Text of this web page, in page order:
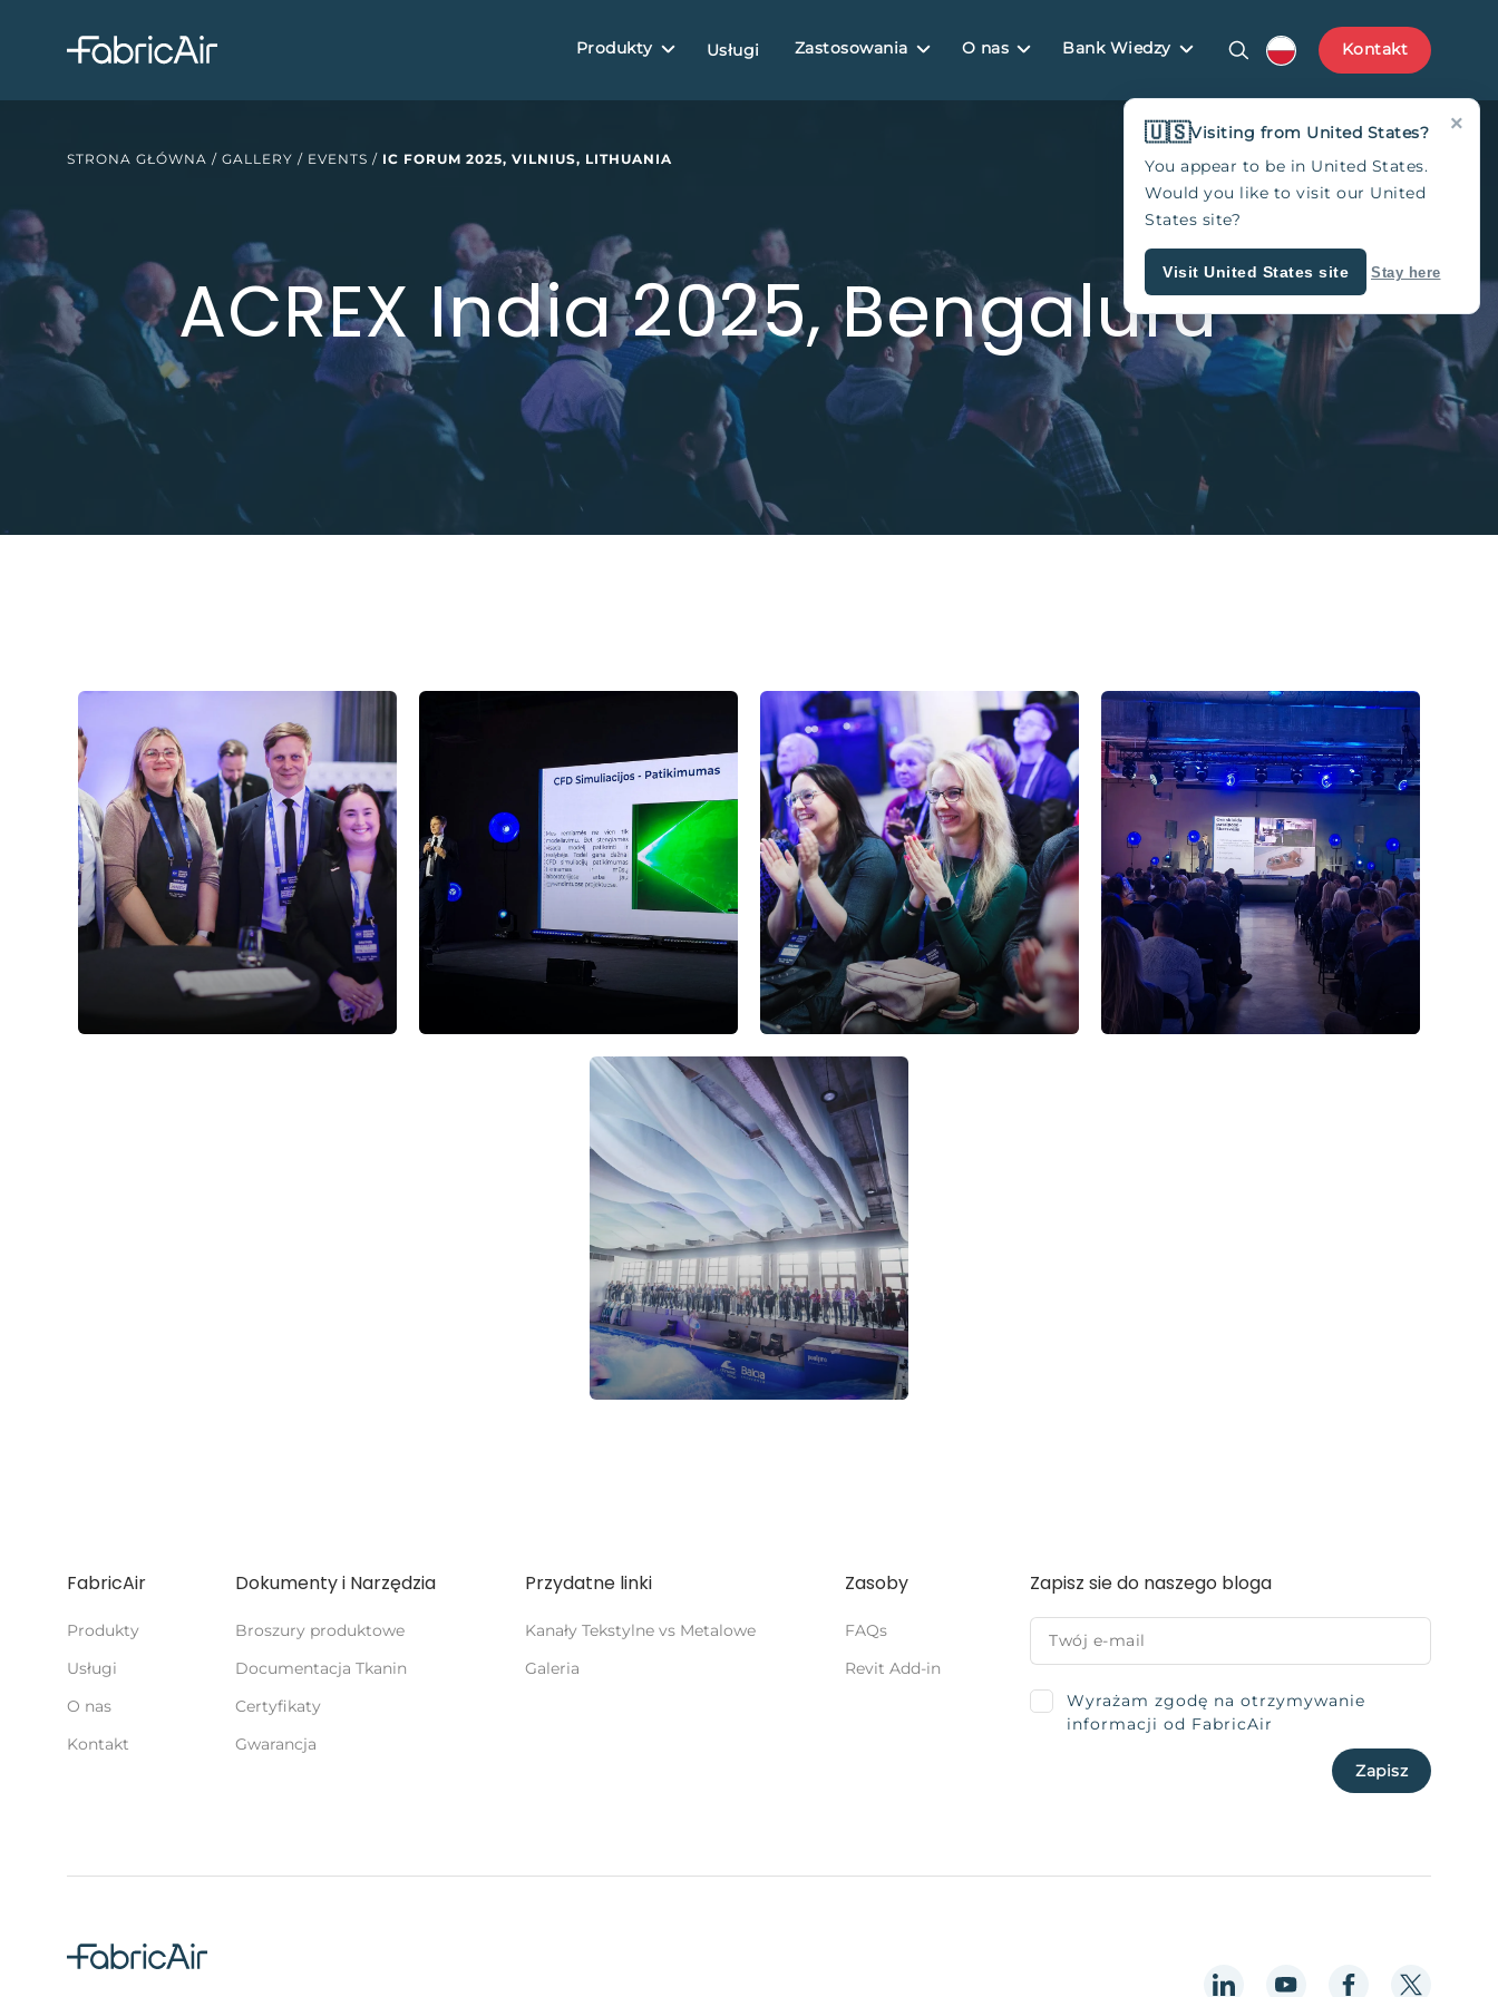
Produkty Usługi Zastosowania O nas Bank Wiedzy Kontakt
STRONA GŁÓWNA / GALLERY / EVENTS / IC FORUM 2025, VILNIUS, LITHUANIA
ACREX India 2025, Bengaluru
FabricAir
Produkty
Usługi
O nas
Kontakt
Dokumenty i Narzędzia
Broszury produktowe
Documentacja Tkanin
Certyfikaty
Gwarancja
Przydatne linki
Kanały Tekstylne vs Metalowe
Galeria
Zasoby
FAQs
Revit Add-in
Zapisz sie do naszego bloga
Wyrażam zgodę na otrzymywanie
informacji od FabricAir
×
🇺🇸Visiting from United States?
You appear to be in United States.
Would you like to visit our United
States site?
Visit United States site Stay here